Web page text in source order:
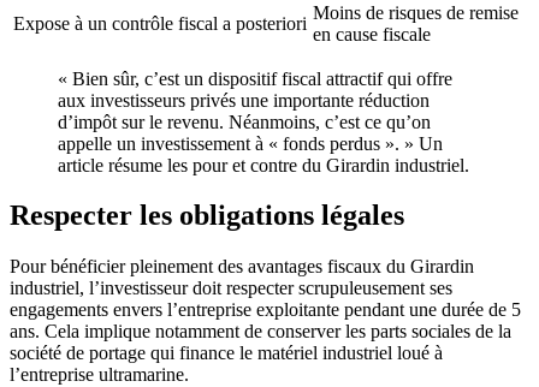
Expose à un contrôle fiscal a posteriori
Moins de risques de remise
en cause fiscale
« Bien sûr, c’est un dispositif fiscal attractif qui offre
aux investisseurs privés une importante réduction
d’impôt sur le revenu. Néanmoins, c’est ce qu’on
appelle un investissement à « fonds perdus ». » Un
article résume les pour et contre du Girardin industriel.
Respecter les obligations légales
Pour bénéficier pleinement des avantages fiscaux du Girardin
industriel, l’investisseur doit respecter scrupuleusement ses
engagements envers l’entreprise exploitante pendant une durée de 5
ans. Cela implique notamment de conserver les parts sociales de la
société de portage qui finance le matériel industriel loué à
l’entreprise ultramarine.